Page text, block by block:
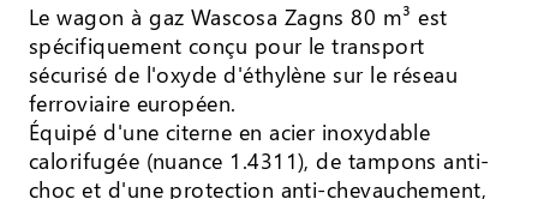
Le wagon à gaz Wascosa Zagns 80 m³ est
spécifiquement conçu pour le transport
sécurisé de l'oxyde d'éthylène sur le réseau
ferroviaire européen.
Équipé d'une citerne en acier inoxydable
calorifugée (nuance 1.4311), de tampons anti-
choc et d'une protection anti-chevauchement,